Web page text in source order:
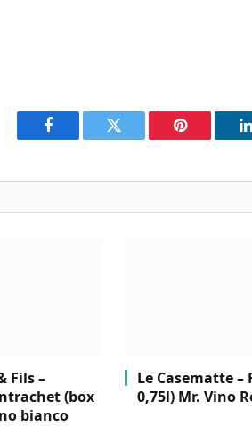
Facebook Twitter Pinterest
Fils –
(box
bianco
Le Casematte –
0,75l) Mr. Vino